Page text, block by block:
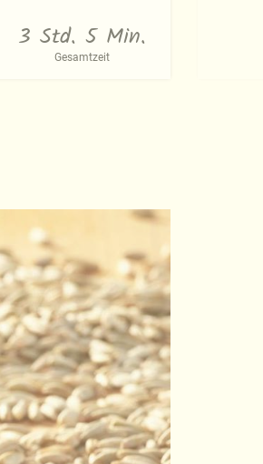
3 Std. 5 Min.
Gesamtzeit